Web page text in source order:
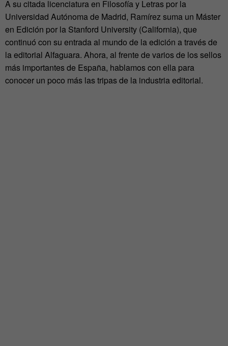
A su citada licenciatura en Filosofía y Letras por la
Universidad Autónoma de Madrid, Ramírez suma un Máster
en Edición por la Stanford University (California), que
continuó con su entrada al mundo de la edición a través de
la editorial Alfaguara. Ahora, al frente de varios de los sellos
más importantes de España, hablamos con ella para
conocer un poco más las tripas de la industria editorial.